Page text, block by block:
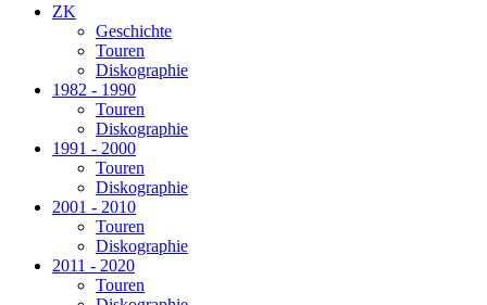
ZK
Geschichte
Touren
Diskographie
1982 - 1990
Touren
Diskographie
1991 - 2000
Touren
Diskographie
2001 - 2010
Touren
Diskographie
2011 - 2020
Touren